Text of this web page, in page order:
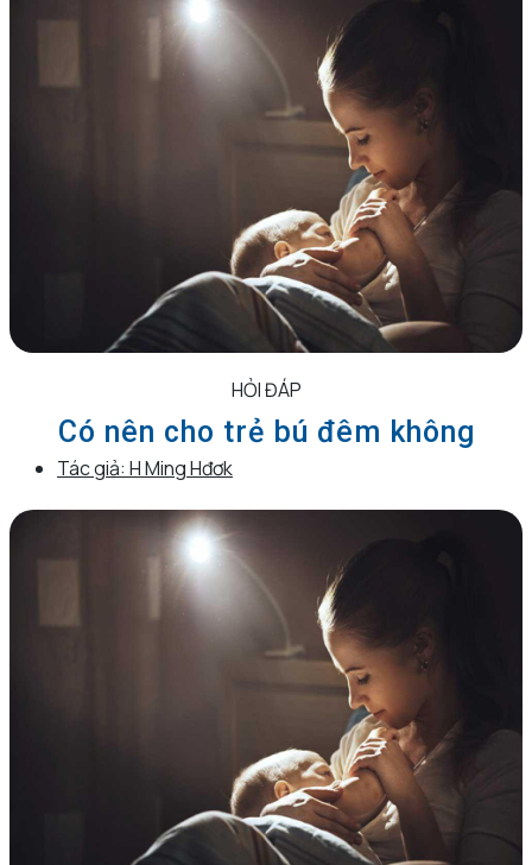
HỎI ĐÁP
Có nên cho trẻ bú đêm không
Tác giả: H Ming Hđơk